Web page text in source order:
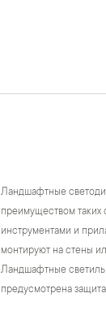
Ландшафтные
преимуществом таких
инструментами и
монтируют на стены
Ландшафтные
предусмотрена